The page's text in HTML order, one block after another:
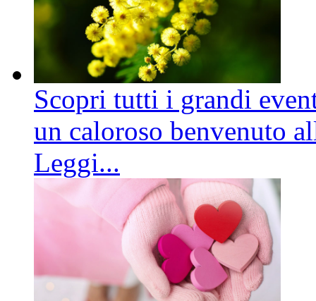
Scopri tutti i grandi
un caloroso benvenuto
Leggi...